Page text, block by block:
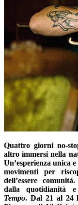
Quattro giorni no-
altro immersi nella
Un’esperienza unica
movimenti per
dell’essere
dalla quotidianità
Tempo. Dal 21 al 24